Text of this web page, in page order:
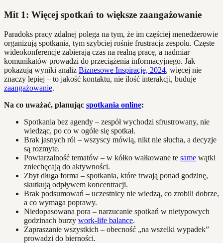
Mit 1: Więcej spotkań to większe zaangażowanie
Paradoks pracy zdalnej polega na tym, że im częściej menedżerowie
organizują spotkania, tym szybciej rośnie frustracja zespołu. Częste
wideokonferencje zabierają czas na realną pracę, a nadmiar
komunikatów prowadzi do przeciążenia informacyjnego. Jak
pokazują wyniki analiz Biznesowe Inspiracje, 2024, więcej nie
znaczy lepiej – to jakość kontaktu, nie ilość interakcji, buduje
zaangażowanie.
Na co uważać, planując spotkania online:
Spotkania bez agendy – zespół wychodzi sfrustrowany, nie
wiedząc, po co w ogóle się spotkał.
Brak jasnych ról – wszyscy mówią, nikt nie słucha, a decyzje
są rozmyte.
Powtarzalność tematów – w kółko wałkowane te same wątki
zniechęcają do aktywności.
Zbyt długa forma – spotkania, które trwają ponad godzinę,
skutkują odpływem koncentracji.
Brak podsumowań – uczestnicy nie wiedzą, co zrobili dobrze,
a co wymaga poprawy.
Niedopasowana pora – narzucanie spotkań w nietypowych
godzinach burzy work-life balance.
Zapraszanie wszystkich – obecność „na wszelki wypadek”
prowadzi do bierności.